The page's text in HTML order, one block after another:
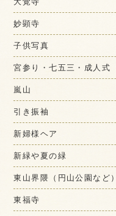
妙顕寺
子供写真
宮参り・七五三・成人式
嵐山
引き振袖
新婦様ヘア
新緑や夏の緑
東山界隈（円山公園など）
東福寺